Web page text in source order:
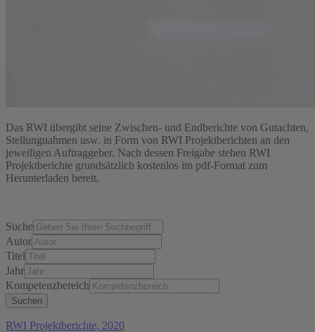
Das RWI übergibt seine Zwischen- und Endberichte von Gutachten,
Stellungnahmen usw. in Form von RWI Projektberichten an den
jeweiligen Auftraggeber. Nach dessen Freigabe stehen RWI
Projektberichte grundsätzlich kostenlos im pdf-Format zum
Herunterladen bereit.
Suche
Autor
Titel
Jahr
Kompetenzbereich
RWI Projektberichte, 2020